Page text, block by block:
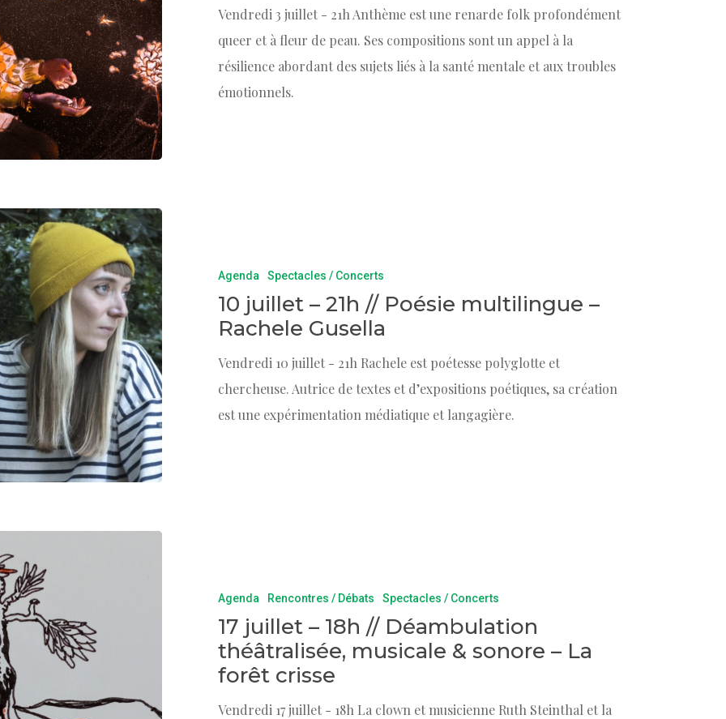
Vendredi 3 juillet - 21h Anthème est une renarde folk profondément
queer et à fleur de peau. Ses compositions sont un appel à la
résilience abordant des sujets liés à la santé mentale et aux troubles
émotionnels.
Agenda Spectacles / Concerts
10 juillet – 21h // Poésie multilingue –
Rachele Gusella
Vendredi 10 juillet - 21h Rachele est poétesse polyglotte et
chercheuse. Autrice de textes et d’expositions poétiques, sa création
est une expérimentation médiatique et langagière.
Agenda Rencontres / Débats Spectacles / Concerts
17 juillet – 18h // Déambulation
théâtralisée, musicale & sonore – La
forêt crisse
Vendredi 17 juillet - 18h La clown et musicienne Ruth Steinthal et la